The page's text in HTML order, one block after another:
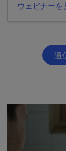
ウェビナーを
遺